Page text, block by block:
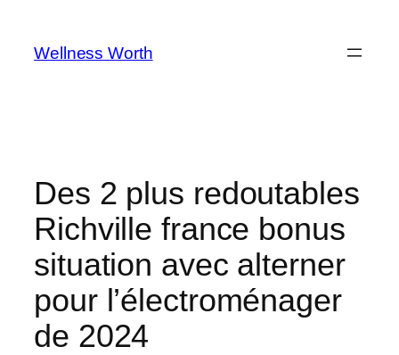
content
Wellness Worth
Des 2 plus redoutables
Richville france bonus
situation avec alterner
pour l’électroménager
de 2024